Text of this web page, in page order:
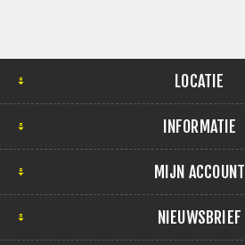
LOCATIE
INFORMATIE
MIJN ACCOUNT
NIEUWSBRIEF